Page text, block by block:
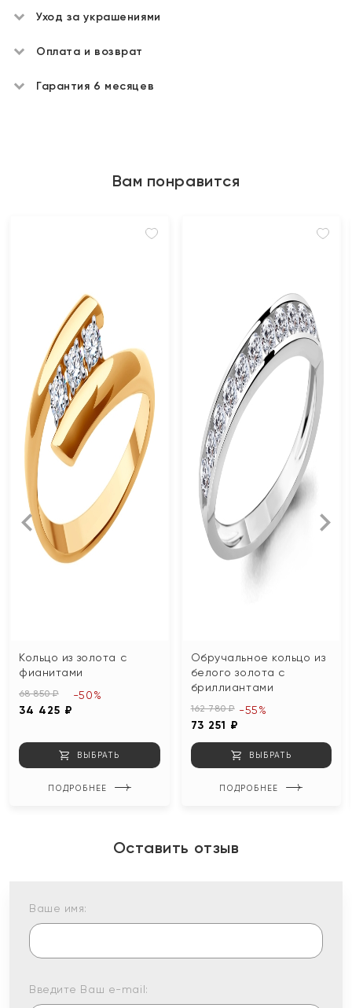
Уход за украшениями
Оплата и возврат
Гарантия 6 месяцев
Вам понравится
Кольцо из золота с
фианитами
68 850 ₽
34 425 ₽
-50%
ВЫБРАТЬ
ПОДРОБНЕЕ
Обручальное кольцо из
белого золота с
бриллиантами
162 780 ₽
73 251 ₽
-55%
ВЫБРАТЬ
ПОДРОБНЕЕ
Оставить отзыв
Ваше имя:
Введите Ваш e-mail: